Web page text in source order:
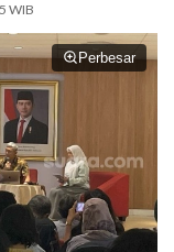
WIB
Perbesar